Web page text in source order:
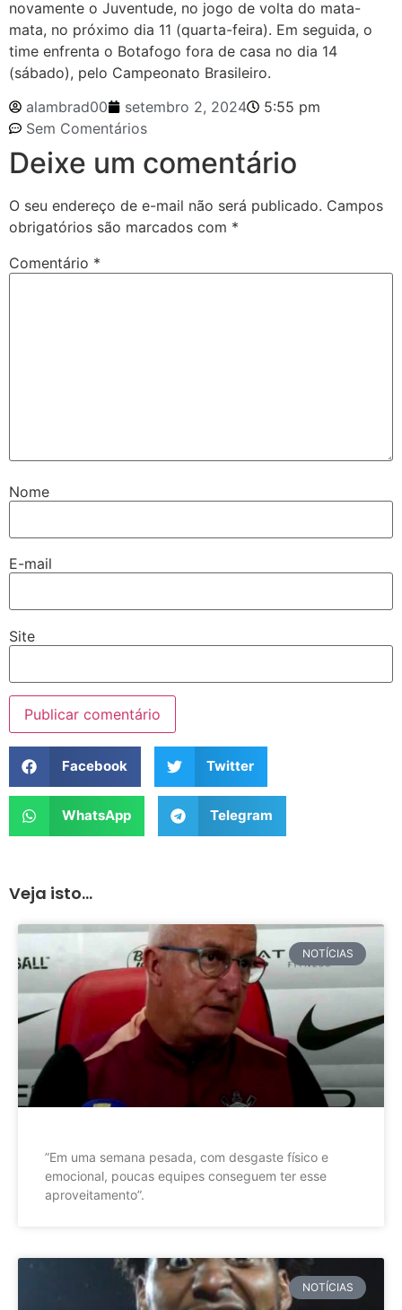
novamente o Juventude, no jogo de volta do mata-
mata, no próximo dia 11 (quarta-feira). Em seguida, o
time enfrenta o Botafogo fora de casa no dia 14
(sábado), pelo Campeonato Brasileiro.
alambrad00
setembro 2, 2024
5:55 pm
Sem Comentários
Deixe um comentário
O seu endereço de e-mail não será publicado. Campos
obrigatórios são marcados com *
Comentário *
Nome
E-mail
Site
Facebook Twitter
WhatsApp Telegram
Veja isto...
NOTÍCIAS
”Em uma semana pesada, com desgaste físico e
emocional, poucas equipes conseguem ter esse
aproveitamento”.
NOTÍCIAS